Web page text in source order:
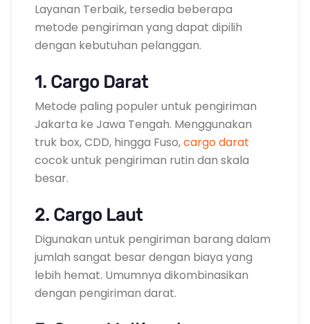
Layanan Terbaik, tersedia beberapa
metode pengiriman yang dapat dipilih
dengan kebutuhan pelanggan.
1. Cargo Darat
Metode paling populer untuk pengiriman
Jakarta ke Jawa Tengah. Menggunakan
truk box, CDD, hingga Fuso,cargo darat
cocok untuk pengiriman rutin dan skala
besar.
2. Cargo Laut
Digunakan untuk pengiriman barang dalam
jumlah sangat besar dengan biaya yang
lebih hemat. Umumnya dikombinasikan
dengan pengiriman darat.